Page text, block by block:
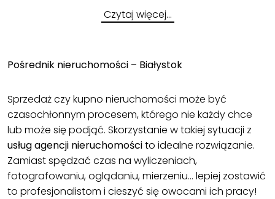
Czytaj więcej…
Pośrednik nieruchomości – Białystok
Sprzedaż czy kupno nieruchomości może być
czasochłonnym procesem, którego nie każdy chce
lub może się podjąć. Skorzystanie w takiej sytuacji z
usług agencji nieruchomościto idealne rozwiązanie.
Zamiast spędzać czas na wyliczeniach,
fotografowaniu, oglądaniu, mierzeniu… lepiej zostawić
to profesjonalistom i cieszyć się owocami ich pracy!